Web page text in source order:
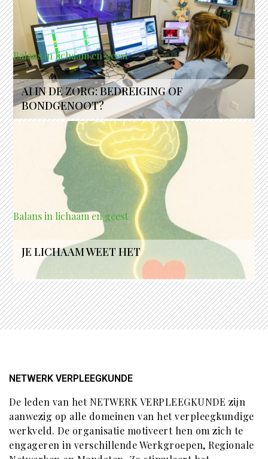
Balans in lichaam en geest
AI IN DE ZORG: BEDREIGING OF
BONDGENOOT?
Balans in lichaam en geest
JE LICHAAM WEET HET
NETWERK VERPLEEGKUNDE
De leden van het NETWERK VERPLEEGKUNDE zijn
aanwezig op alle domeinen van het verpleegkundige
werkveld. De organisatie motiveert hen om zich te
engageren in verschillende Werkgroepen, Regionale